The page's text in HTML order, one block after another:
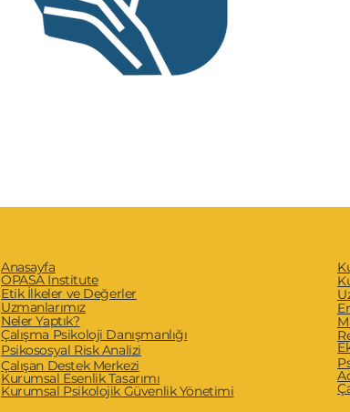
Anasayfa
OPASA Institute
Etik İlkeler ve Değerler
Uzmanlarımız
Neler Yaptık?
Çalışma Psikoloji Danışmanlığı
Psikososyal Risk Analizi
Çalışan Destek Merkezi
Kurumsal Esenlik Tasarımı
Kurumsal Psikolojik Güvenlik Yönetimi